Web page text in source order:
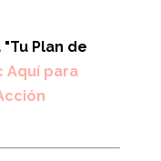
Plan de
Aquí para